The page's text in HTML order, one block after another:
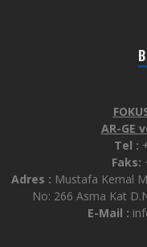
AR-GE
Tel :
Faks:
Adres : Mustafa Kemal
No: 266 Asma Kat
E-Mail :